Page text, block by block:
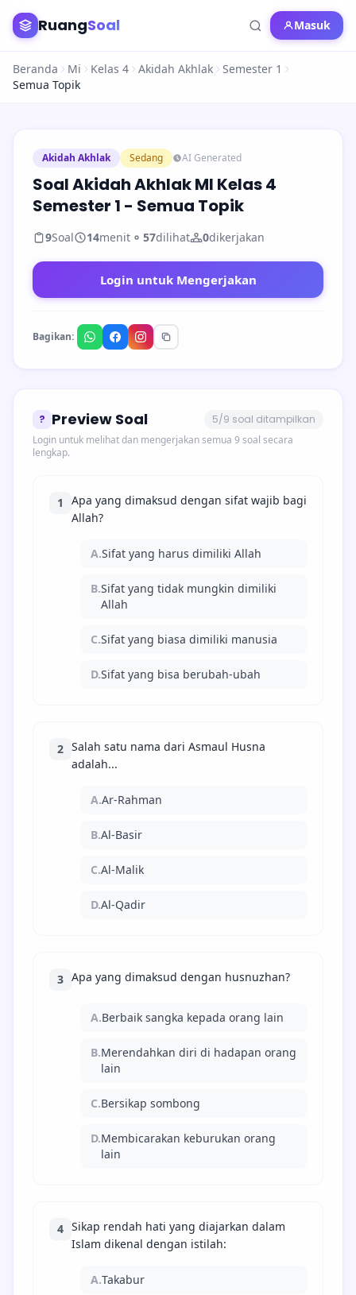
RuangSoal Masuk
Beranda Mi Kelas 4 Akidah Akhlak
Semester 1
Semua Topik
Akidah Akhlak Sedang AI Generated
Soal Akidah Akhlak MI Kelas 4
Semester 1 - Semua Topik
9Soal 14menit 57dilihat 0dikerjakan
Login untuk Mengerjakan
Bagikan:
? Preview Soal
5/9 soal ditampilkan
Login untuk melihat dan mengerjakan semua 9 soal secara
lengkap.
1
Apa yang dimaksud dengan sifat wajib bagi
Allah?
A.Sifat yang harus dimiliki Allah
B.Sifat yang tidak mungkin dimiliki
Allah
C.Sifat yang biasa dimiliki manusia
D.Sifat yang bisa berubah-ubah
2 Salah satu nama dari Asmaul Husna
adalah...
A.Ar-Rahman
B.Al-Basir
C.Al-Malik
D.Al-Qadir
3 Apa yang dimaksud dengan husnuzhan?
A.Berbaik sangka kepada orang lain
B.Merendahkan diri di hadapan orang
lain
C.Bersikap sombong
D.Membicarakan keburukan orang
lain
4 Sikap rendah hati yang diajarkan dalam
Islam dikenal dengan istilah:
A.Takabur